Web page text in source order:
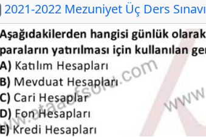
2021-2022 Mezuniyet Üç Ders Sınavı